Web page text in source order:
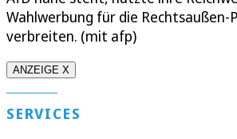
Wahlwerbung für die Rechtsaußen-
verbreiten. (mit afp)
ANZEIGE X
SERVICES